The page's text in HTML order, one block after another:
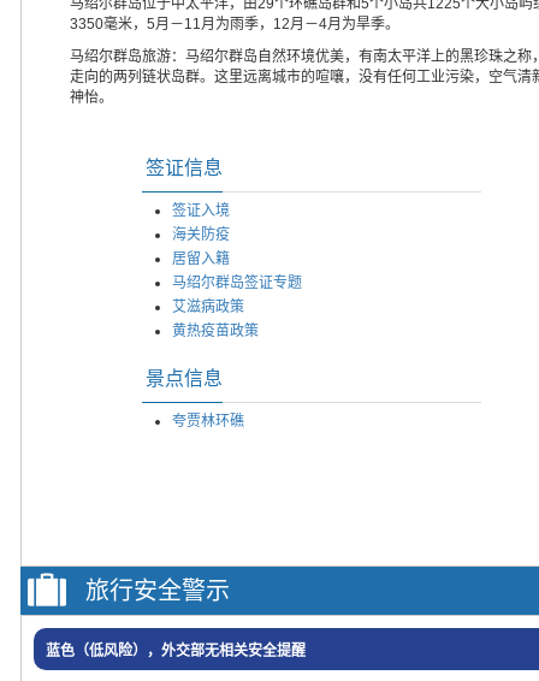
3350毫米，5月－11月为雨季，12月－4月为旱季。
马绍尔群岛旅游：马绍尔群岛自然环境优美，有南太平洋上的黑珍珠之
走向的两列链状岛群。这里远离城市的喧嚷，没有任何工业污染，空气
神怡。
签证信息
签证入境
海关防疫
居留入籍
马绍尔群岛签证专题
艾滋病政策
黄热疫苗政策
景点信息
夸贾林环礁
旅行安全警示
蓝色（低风险），外交部无相关安全提醒